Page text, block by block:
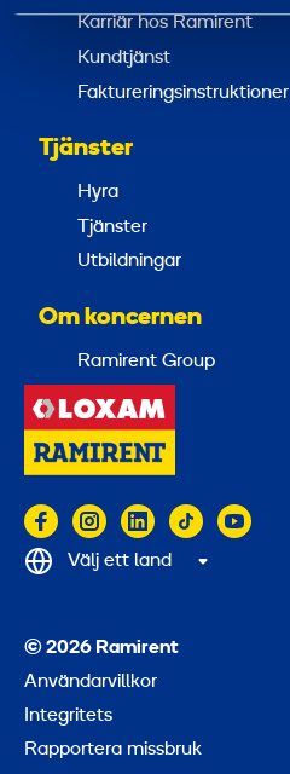
Karriär hos Ramirent
Kundtjänst
Faktureringsinstruktioner
Tjänster
Hyra
Tjänster
Utbildningar
Om koncernen
Ramirent Group
© 2026 Ramirent
Användarvillkor
Integritets
Rapportera missbruk
Välj ett land